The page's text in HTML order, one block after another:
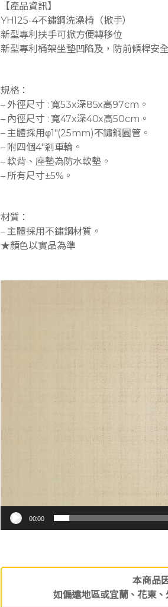
【產品資訊】
YH125-4不鏽鋼洗澡椅（掀手）
新型專利扶手可掀方便轉移位
新型專利桶架坐墊凹陷及，防前傾桿安
規格：
– 外徑尺寸 : 寬53x深85x高97cm。
– 內徑尺寸 : 寬47x深40x高50cm。
– 主體採用φ1″(25mm)不鏽鋼圓管。
– 附四個4″剎車輪。
– 軟背、座墊為防水軟墊。
– 所有尺寸±5%。
材質：
– 主體採用不鏽鋼材質。
★顏色以實品為準
00:00
本商品
如偏遠地區或宜蘭、花東